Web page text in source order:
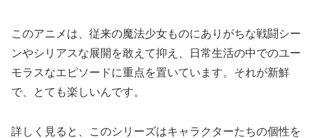
このアニメは、従来の魔法少女ものにありがちな戦闘シー
ンやシリアスな展開を敢えて抑え、日常生活の中でのユー
モラスなエピソードに重点を置いています。それが新鮮
で、とても楽しいんです。
詳しく見ると、このシリーズはキャラクターたちの個性を